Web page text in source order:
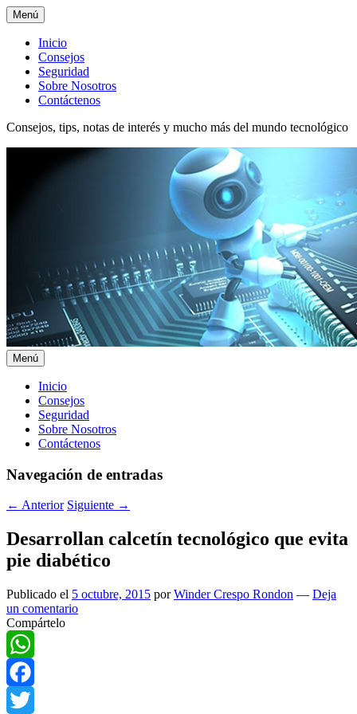
Menú
Menú
superior
Inicio
Consejos
Seguridad
Sobre Nosotros
Contáctenos
Consejos, tips, notas de interés y mucho más del mundo tecnológico
Menú
Menú
principal
Inicio
Consejos
Seguridad
Sobre Nosotros
Contáctenos
Navegación de entradas
← Anterior Siguiente →
Desarrollan calcetín tecnológico que evita
pie diabético
Publicado el 5 octubre, 2015 porWinder Crespo Rondon — Deja
un comentario
Compártelo
WhatsApp
Facebook